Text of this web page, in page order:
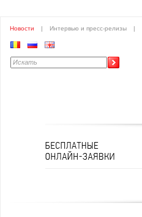
Новости | Интервью и пресс-релизы |